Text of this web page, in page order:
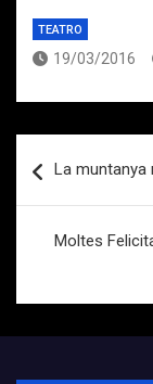
TEATRO
19/03/2016
de
La muntanya
Moltes